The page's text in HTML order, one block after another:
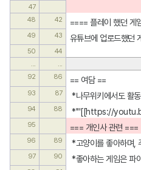
47
48
42 ==== 플레이 했던 게
49 43 유튜브에 업로드했던
50
44
...
...
92
86 == 여담 ==
93 87 *나무위키에서도 활
94 88 *'''[[https://
95 === 개인사 관련 ===
96 89 *고양이를 좋아하며,
97 90 *좋아하는 게임은 파